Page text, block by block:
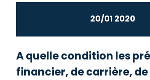
20/01 2020
A quelle condition les
financier, de carrière,